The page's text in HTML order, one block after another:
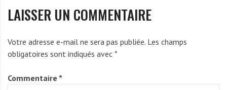
LAISSER UN COMMENTAIRE
Votre adresse e-mail ne sera pas publiée. Les champs
obligatoires sont indiqués avec *
Commentaire *